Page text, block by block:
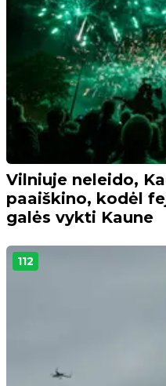
Vilniuje neleido,
paaiškino, kodėl
galės vykti Kaune
112